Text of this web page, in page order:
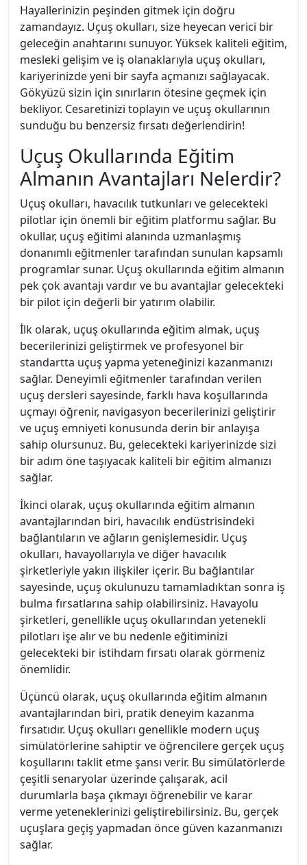
Hayallerinizin peşinden gitmek için doğru
zamandayız. Uçuş okulları, size heyecan verici bir
geleceğin anahtarını sunuyor. Yüksek kaliteli eğitim,
mesleki gelişim ve iş olanaklarıyla uçuş okulları,
kariyerinizde yeni bir sayfa açmanızı sağlayacak.
Gökyüzü sizin için sınırların ötesine geçmek için
bekliyor. Cesaretinizi toplayın ve uçuş okullarının
sunduğu bu benzersiz fırsatı değerlendirin!
Uçuş Okullarında Eğitim
Almanın Avantajları Nelerdir?
Uçuş okulları, havacılık tutkunları ve gelecekteki
pilotlar için önemli bir eğitim platformu sağlar. Bu
okullar, uçuş eğitimi alanında uzmanlaşmış
donanımlı eğitmenler tarafından sunulan kapsamlı
programlar sunar. Uçuş okullarında eğitim almanın
pek çok avantajı vardır ve bu avantajlar gelecekteki
bir pilot için değerli bir yatırım olabilir.
İlk olarak, uçuş okullarında eğitim almak, uçuş
becerilerinizi geliştirmek ve profesyonel bir
standartta uçuş yapma yeteneğinizi kazanmanızı
sağlar. Deneyimli eğitmenler tarafından verilen
uçuş dersleri sayesinde, farklı hava koşullarında
uçmayı öğrenir, navigasyon becerilerinizi geliştirir
ve uçuş emniyeti konusunda derin bir anlayışa
sahip olursunuz. Bu, gelecekteki kariyerinizde sizi
bir adım öne taşıyacak kaliteli bir eğitim almanızı
sağlar.
İkinci olarak, uçuş okullarında eğitim almanın
avantajlarından biri, havacılık endüstrisindeki
bağlantıların ve ağların genişlemesidir. Uçuş
okulları, havayollarıyla ve diğer havacılık
şirketleriyle yakın ilişkiler içerir. Bu bağlantılar
sayesinde, uçuş okulunuzu tamamladıktan sonra iş
bulma fırsatlarına sahip olabilirsiniz. Havayolu
şirketleri, genellikle uçuş okullarından yetenekli
pilotları işe alır ve bu nedenle eğitiminizi
gelecekteki bir istihdam fırsatı olarak görmeniz
önemlidir.
Üçüncü olarak, uçuş okullarında eğitim almanın
avantajlarından biri, pratik deneyim kazanma
fırsatıdır. Uçuş okulları genellikle modern uçuş
simülatörlerine sahiptir ve öğrencilere gerçek uçuş
koşullarını taklit etme şansı verir. Bu simülatörlerde
çeşitli senaryolar üzerinde çalışarak, acil
durumlarla başa çıkmayı öğrenebilir ve karar
verme yeteneklerinizi geliştirebilirsiniz. Bu, gerçek
uçuşlara geçiş yapmadan önce güven kazanmanızı
sağlar.